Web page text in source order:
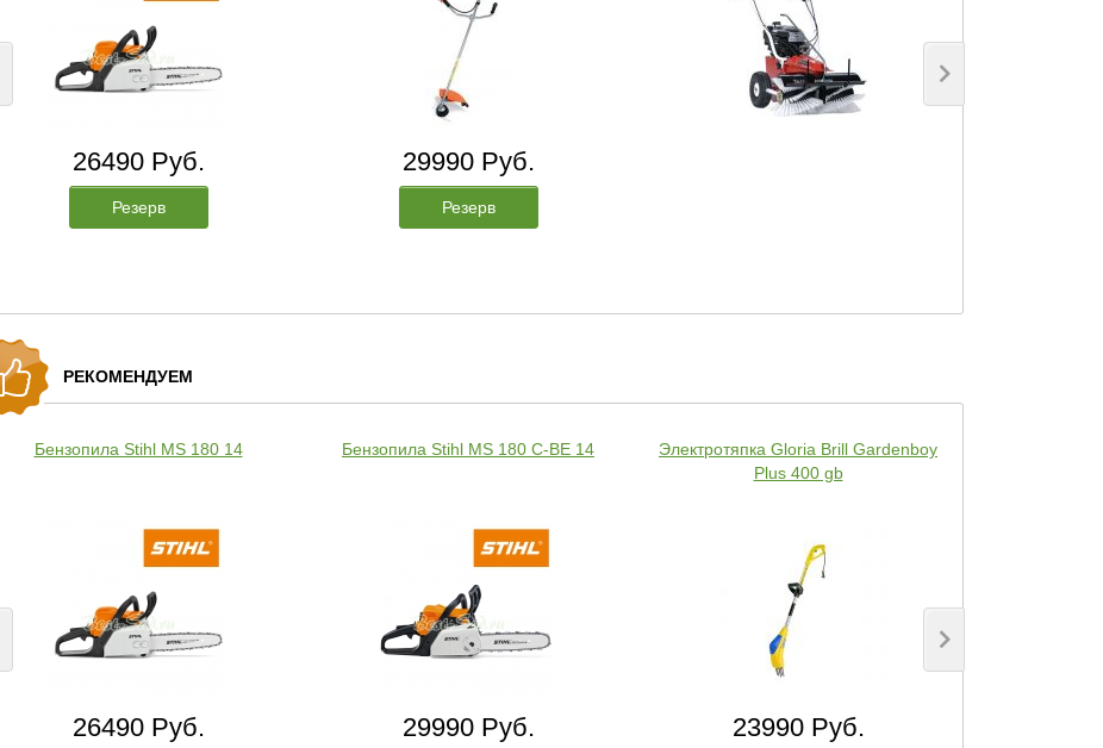
26490 Руб.
Резерв
29990 Руб.
Резерв
РЕКОМЕНДУЕМ
Бензопила Stihl MS 180 14
26490 Руб.
Бензопила Stihl MS 180 C-BE 14
29990 Руб.
Электротяпка Gloria Brill Gardenboy
Plus 400 gb
23990 Руб.